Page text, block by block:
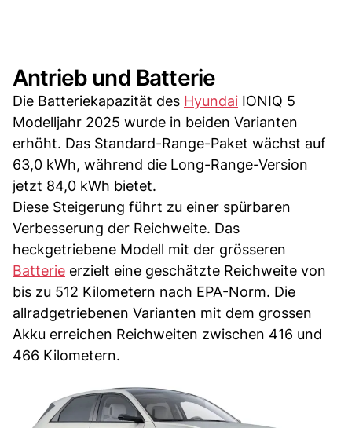
Antrieb und Batterie
Die Batteriekapazität des Hyundai IONIQ 5
Modelljahr 2025 wurde in beiden Varianten
erhöht. Das Standard-Range-Paket wächst auf
63,0 kWh, während die Long-Range-Version
jetzt 84,0 kWh bietet.
Diese Steigerung führt zu einer spürbaren
Verbesserung der Reichweite. Das
heckgetriebene Modell mit der grösseren
Batterie erzielt eine geschätzte Reichweite von
bis zu 512 Kilometern nach EPA-Norm. Die
allradgetriebenen Varianten mit dem grossen
Akku erreichen Reichweiten zwischen 416 und
466 Kilometern.